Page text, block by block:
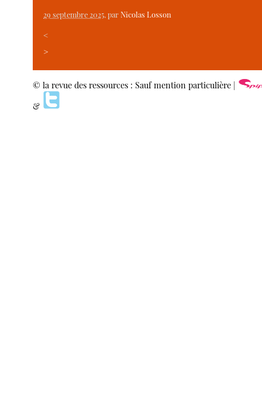
29 septembre 2025, parNicolas Losson
<
>
© la revue des ressources : Sauf mention particulière |
&